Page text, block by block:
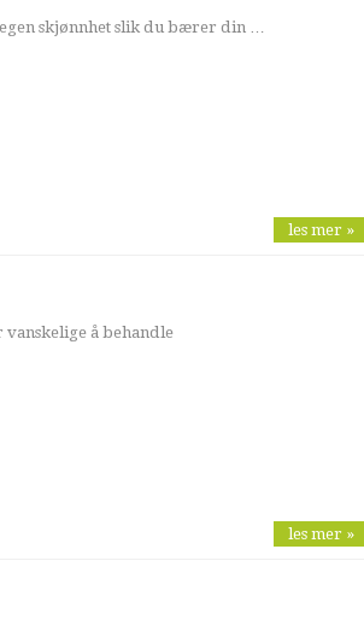
skjønnhet slik du bærer din …
les mer »
å behandle
les mer »